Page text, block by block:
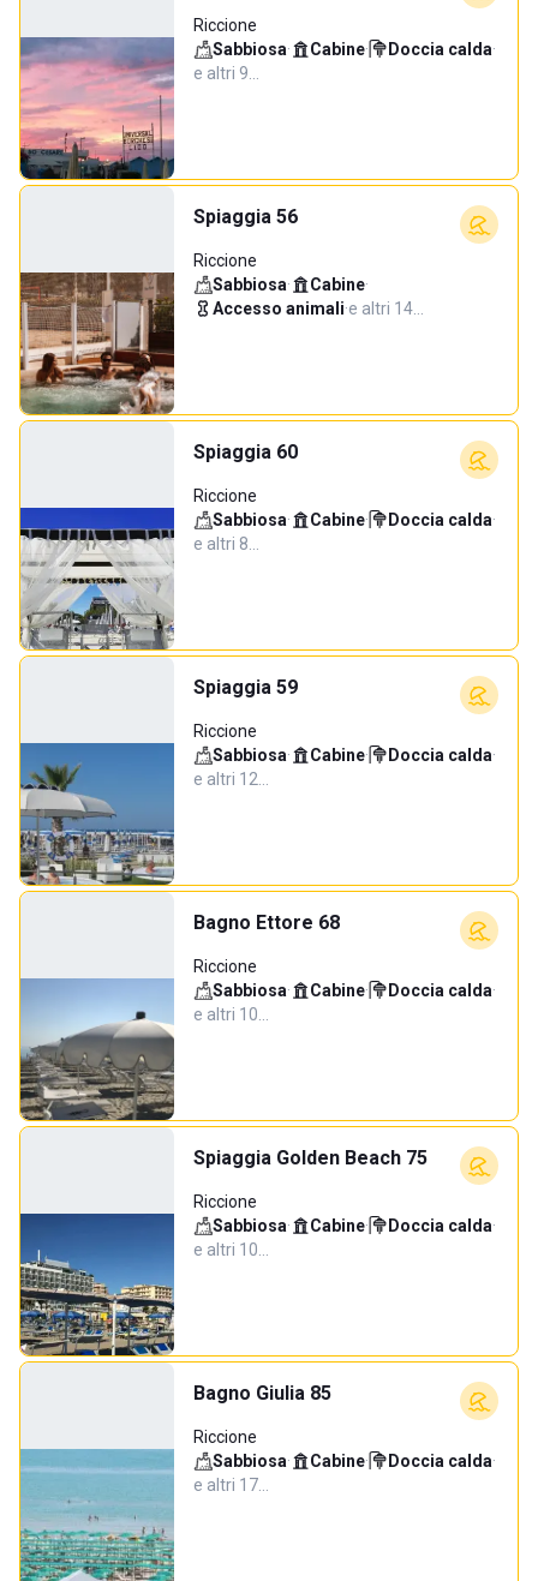
Riccione
Sabbiosa· Cabine· Doccia calda·
e altri 9…
Spiaggia 56
Riccione
Sabbiosa· Cabine·
Accesso animali·e altri 14…
Spiaggia 60
Riccione
Sabbiosa· Cabine· Doccia calda·
e altri 8…
Spiaggia 59
Riccione
Sabbiosa· Cabine· Doccia calda·
e altri 12…
Bagno Ettore 68
Riccione
Sabbiosa· Cabine· Doccia calda·
e altri 10…
Spiaggia Golden Beach 75
Riccione
Sabbiosa· Cabine· Doccia calda·
e altri 10…
Bagno Giulia 85
Riccione
Sabbiosa· Cabine· Doccia calda·
e altri 17…